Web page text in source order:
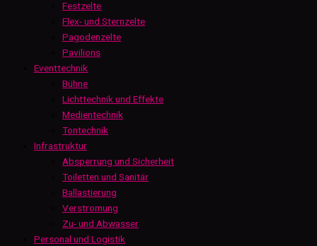
Festzelte
Flex- und Sternzelte
Pagodenzelte
Pavilions
Eventtechnik
Bühne
Lichttechnik und Effekte
Medientechnik
Tontechnik
Infrastruktur
Absperrung und Sicherheit
Toiletten und Sanitär
Ballastierung
Verstromung
Zu- und Abwasser
Personal und Logistik